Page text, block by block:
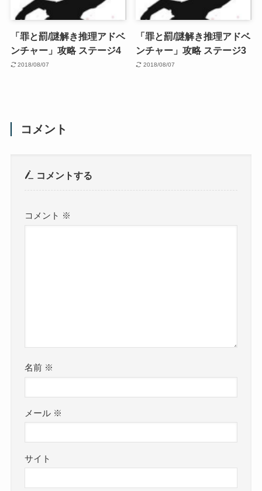
「罪と罰/謎解き推理アドベ
ンチャー」攻略 ステージ4
2018/08/07
「罪と罰/謎解き推理アドベ
ンチャー」攻略 ステージ3
2018/08/07
コメント
コメントする
コメント ※
名前 ※
メール ※
サイト